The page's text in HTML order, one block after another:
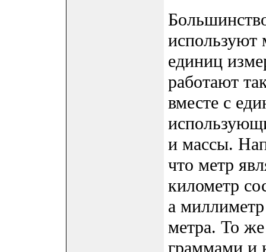
используют
единиц
работают
вместе с
и массы.
что метр
километр
а
метра. То
граммами и